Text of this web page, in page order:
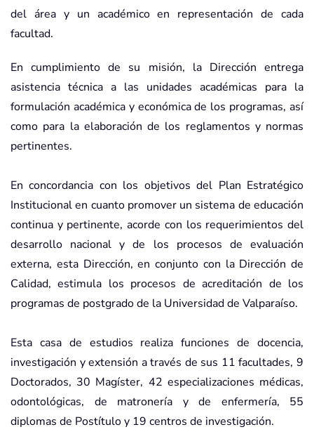
del área y un académico en representación de cada
facultad.
En cumplimiento de su misión, la Dirección entrega
asistencia técnica a las unidades académicas para la
formulación académica y económica de los programas, así
como para la elaboración de los reglamentos y normas
pertinentes.
En concordancia con los objetivos del Plan Estratégico
Institucional en cuanto promover un sistema de educación
continua y pertinente, acorde con los requerimientos del
desarrollo nacional y de los procesos de evaluación
externa, esta Dirección, en conjunto con la Dirección de
Calidad, estimula los procesos de acreditación de los
programas de postgrado de la Universidad de Valparaíso.
Esta casa de estudios realiza funciones de docencia,
investigación y extensión a través de sus 11 facultades, 9
Doctorados, 30 Magíster, 42 especializaciones médicas,
odontológicas, de matronería y de enfermería, 55
diplomas de Postítulo y 19 centros de investigación.